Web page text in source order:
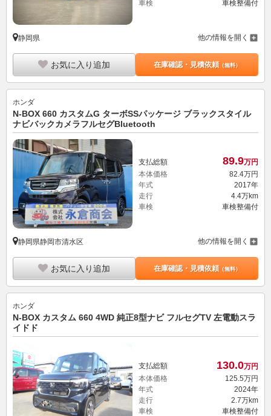
車検
車検整備付
静岡県 他の情報を開く
お気に入り追加 在庫確認・見積依頼（無料）
ホンダ
N-BOX 660 カスタムG ターボSSパッケージ ブラックスタイル
ナビバックカメラフルセグBluetooth
支払総額 89.9万円
本体価格
82.4万円
年式
2017年
走行
4.4万km
車検
車検整備付
静岡県静岡市清水区 他の情報を開く
お気に入り追加 在庫確認・見積依頼（無料）
ホンダ
N-BOX カスタム 660 4WD 純正8型ナビ フルセグTV 左電動スラ
イドド
支払総額 130.0万円
本体価格
125.5万円
年式
2024年
走行
2.7万km
車検
車検整備付